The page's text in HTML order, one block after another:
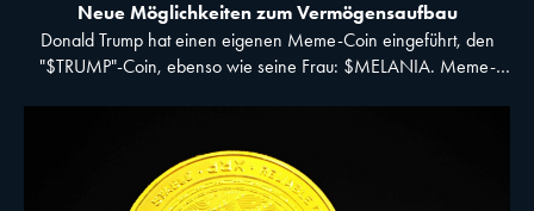
Neue Möglichkeiten zum Vermögensaufbau
Donald Trump hat einen eigenen Meme-Coin eingeführt, den
"$TRUMP"-Coin, ebenso wie seine Frau: $MELANIA. Meme-
Angebot und Nachfrage bestimmen ihren Wert. Solange das
digitale Bildchen gehyped wird, gewinnen die Besitzer. Aber der,
der den Coin letztendlich hat und ihn nicht mehr weiterverkaufen